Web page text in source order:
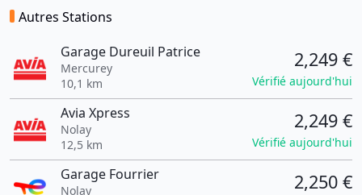
Autres Stations
Garage Dureuil Patrice
Mercurey
10,1 km
2,249 €
Vérifié aujourd'hui
Avia Xpress
Nolay
12,5 km
2,249 €
Vérifié aujourd'hui
Garage Fourrier
Nolay
2,250 €